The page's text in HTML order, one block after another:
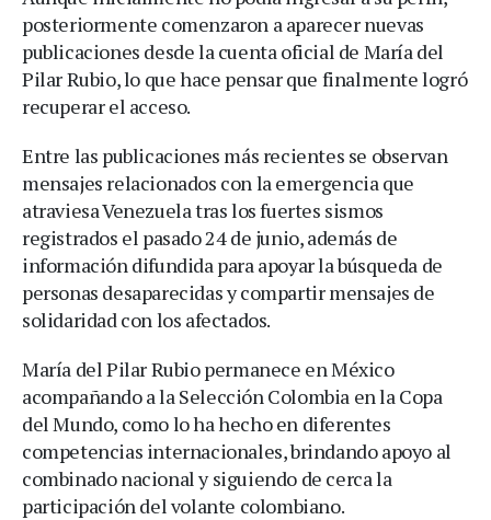
posteriormente comenzaron a aparecer nuevas
publicaciones desde la cuenta oficial de María del
Pilar Rubio, lo que hace pensar que finalmente logró
recuperar el acceso.
Entre las publicaciones más recientes se observan
mensajes relacionados con la emergencia que
atraviesa Venezuela tras los fuertes sismos
registrados el pasado 24 de junio, además de
información difundida para apoyar la búsqueda de
personas desaparecidas y compartir mensajes de
solidaridad con los afectados.
María del Pilar Rubio permanece en México
acompañando a la Selección Colombia en la Copa
del Mundo, como lo ha hecho en diferentes
competencias internacionales, brindando apoyo al
combinado nacional y siguiendo de cerca la
participación del volante colombiano.